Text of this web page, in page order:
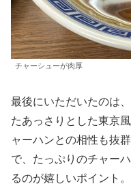
チャーシューが肉厚
最後にいただいたのは、
たあっさりとした東京
ャーハンとの相性も抜
で、たっぷりのチャー
るのが嬉しいポイント。